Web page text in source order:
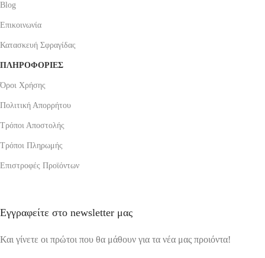
Blog
Επικοινωνία
Κατασκευή Σφραγίδας
ΠΛΗΡΟΦΟΡΙΕΣ
Όροι Χρήσης
Πολιτική Απορρήτου
Τρόποι Αποστολής
Τρόποι Πληρωμής
Επιστροφές Προϊόντων
Εγγραφείτε στο newsletter μας
Και γίνετε οι πρώτοι που θα μάθουν για τα νέα μας προιόντα!